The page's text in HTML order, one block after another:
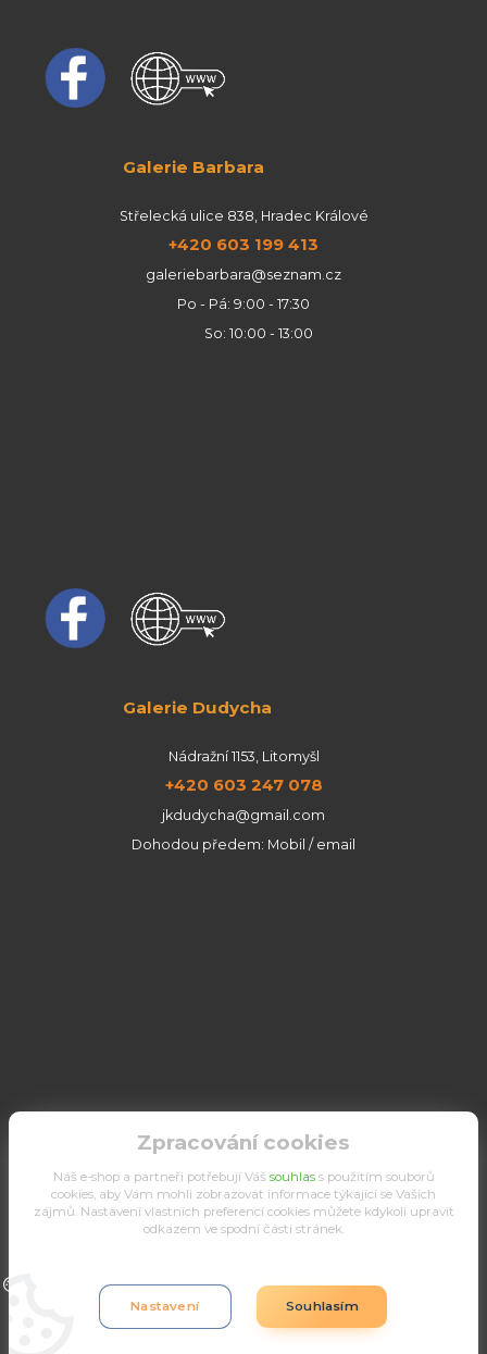
Galerie Barbara
Střelecká ulice 838, Hradec Králové
+420 603 199 413
galeriebarbara@seznam.cz
Po - Pá: 9:00 - 17:30
So: 10:00 - 13:00
Galerie Dudycha
Nádražní 1153, Litomyšl
+420 603 247 078
jkdudycha@gmail.com
Dohodou předem: Mobil / email
Upravit sběr cookies.
Zpracování cookies
Náš e-shop a partneři potřebují Váš souhlass použitím souborů
cookies, aby Vám mohli zobrazovat informace týkající se Vašich
zájmů. Nastavení vlastních preferencí cookies můžete kdykoli upravit
odkazem ve spodní části stránek.
Nastavení Souhlasím